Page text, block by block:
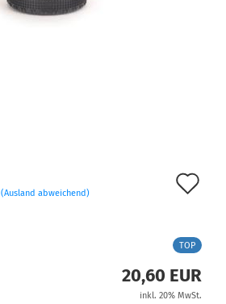
(Ausland abweichend)
TOP
20,60 EUR
inkl. 20% MwSt.